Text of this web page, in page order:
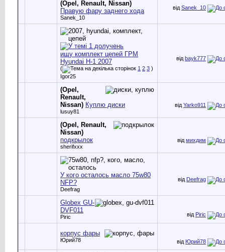
(Opel, Renault, Nissan)
Правую фару заднего хода
Sanek_10
від Sanek_10
ищу комплект цепей ГРМ
Hyundai H-1 2007
( 1 2 3 )
Igor25
від bayk777
(Opel,
Renault,
Nissan) Куплю диски
lusuy81
від Yarko911
(Opel, Renault,
Nissan)
подкрылок
sherifxxx
від михдим
У кого осталось масло 75w80
NFP?
Deefrag
від Deefrag
Globex GU-
DVF011
Piric від Piric
корпус фары
Юрий78 від Юрий78